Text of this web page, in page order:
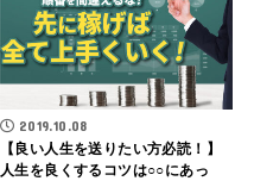
2019.10.08
【良い人生を送りたい方必読！】
人生を良くするコツは○○にあっ